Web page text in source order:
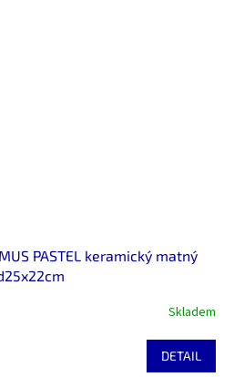
PASTEL keramický matný
Skladem
DETAIL